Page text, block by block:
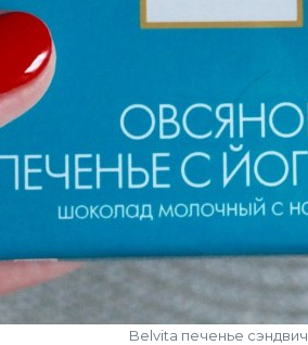
Belvita печенье сэндвич